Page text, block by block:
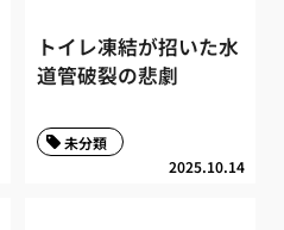
トイレ凍結が招いた水
道管破裂の悲劇
2025.10.14
未分類